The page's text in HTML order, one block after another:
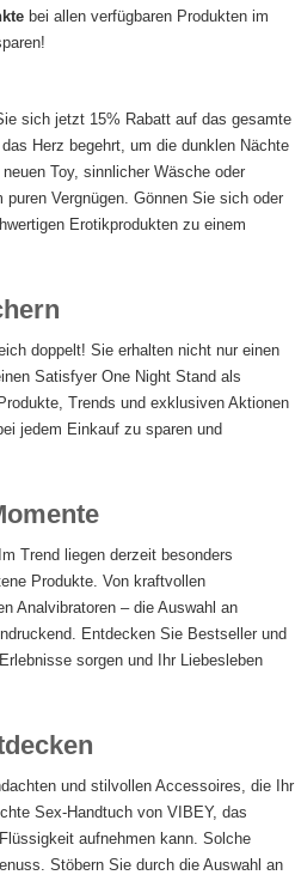
bei allen verfügbaren Produkten im
sich jetzt 15% Rabatt auf das gesamte
Herz begehrt, um die dunklen Nächte
Toy, sinnlicher Wäsche oder
Vergnügen. Gönnen Sie sich oder
Erotikprodukten zu einem
doppelt! Sie erhalten nicht nur einen
Satisfyer One Night Stand als
Trends und exklusiven Aktionen
jedem Einkauf zu sparen und
Trend liegen derzeit besonders
Produkte. Von kraftvollen
Analvibratoren – die Auswahl an
Entdecken Sie Bestseller und
sorgen und Ihr Liebesleben
und stilvollen Accessoires, die Ihr
Sex-Handtuch von VIBEY, das
aufnehmen kann. Solche
Stöbern Sie durch die Auswahl an